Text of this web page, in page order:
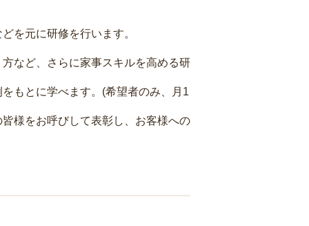
を元に研修を行います。
など、さらに家事スキルを高める研
もとに学べます。(希望者のみ、月1
様をお呼びして表彰し、お客様への